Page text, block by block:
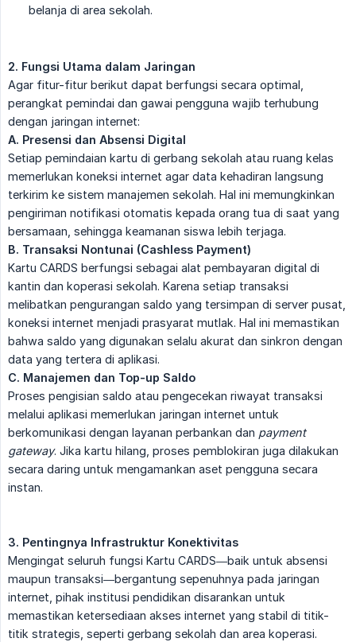
belanja di area sekolah.
2. Fungsi Utama dalam Jaringan
Agar fitur-fitur berikut dapat berfungsi secara optimal,
perangkat pemindai dan gawai pengguna wajib terhubung
dengan jaringan internet:
A. Presensi dan Absensi Digital
Setiap pemindaian kartu di gerbang sekolah atau ruang kelas
memerlukan koneksi internet agar data kehadiran langsung
terkirim ke sistem manajemen sekolah. Hal ini memungkinkan
pengiriman notifikasi otomatis kepada orang tua di saat yang
bersamaan, sehingga keamanan siswa lebih terjaga.
B. Transaksi Nontunai (Cashless Payment)
Kartu CARDS berfungsi sebagai alat pembayaran digital di
kantin dan koperasi sekolah. Karena setiap transaksi
melibatkan pengurangan saldo yang tersimpan di server pusat,
koneksi internet menjadi prasyarat mutlak. Hal ini memastikan
bahwa saldo yang digunakan selalu akurat dan sinkron dengan
data yang tertera di aplikasi.
C. Manajemen dan Top-up Saldo
Proses pengisian saldo atau pengecekan riwayat transaksi
melalui aplikasi memerlukan jaringan internet untuk
berkomunikasi dengan layanan perbankan dan payment
gateway. Jika kartu hilang, proses pemblokiran juga dilakukan
secara daring untuk mengamankan aset pengguna secara
instan.
3. Pentingnya Infrastruktur Konektivitas
Mengingat seluruh fungsi Kartu CARDS—baik untuk absensi
maupun transaksi—bergantung sepenuhnya pada jaringan
internet, pihak institusi pendidikan disarankan untuk
memastikan ketersediaan akses internet yang stabil di titik-
titik strategis, seperti gerbang sekolah dan area koperasi.